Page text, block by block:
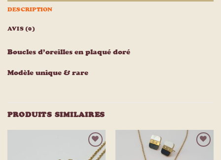
DESCRIPTION
AVIS (0)
Boucles d’oreilles en plaqué doré
Modèle unique & rare
PRODUITS SIMILAIRES
Ajouter